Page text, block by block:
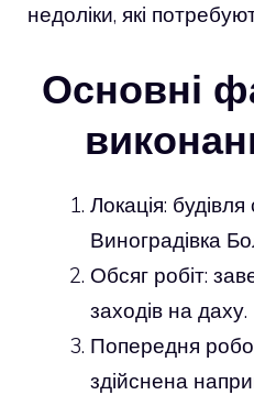
недоліки, які
Основні
Локація:
Виноградівка
Обсяг робіт:
заходів на даху.
Попередня
здійснена